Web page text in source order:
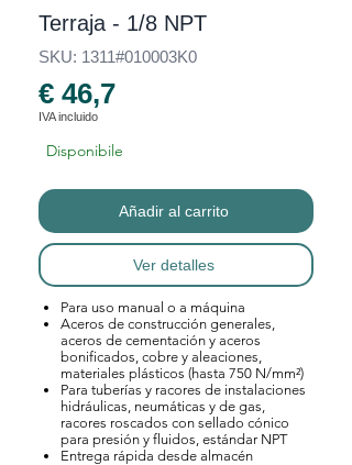
Terraja - 1/8 NPT
SKU: 1311#010003K0
€ 46,7
IVA incluido
Disponibile
Añadir al carrito
Ver detalles
Para uso manual o a máquina
Aceros de construcción generales,
aceros de cementación y aceros
bonificados, cobre y aleaciones,
materiales plásticos (hasta 750 N/mm²)
Para tuberías y racores de instalaciones
hidráulicas, neumáticas y de gas,
racores roscados con sellado cónico
para presión y fluidos, estándar NPT
Entrega rápida desde almacén